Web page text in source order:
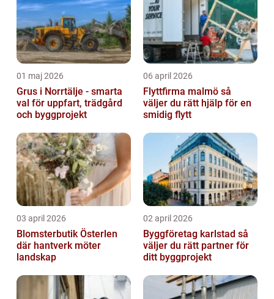
01 maj 2026
Grus i Norrtälje - smarta
val för uppfart, trädgård
och byggprojekt
06 april 2026
Flyttfirma malmö så
väljer du rätt hjälp för en
smidig flytt
03 april 2026
Blomsterbutik Österlen
där hantverk möter
landskap
02 april 2026
Byggföretag karlstad så
väljer du rätt partner för
ditt byggprojekt